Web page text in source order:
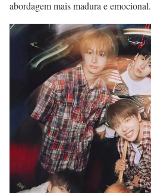
abordagem mais madura e emocional.